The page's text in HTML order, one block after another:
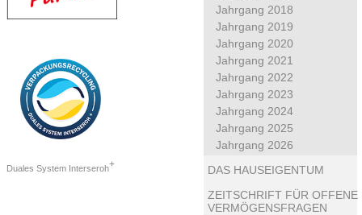
Duales System Interseroh+
Jahrgang 2018
Jahrgang 2019
Jahrgang 2020
Jahrgang 2021
Jahrgang 2022
Jahrgang 2023
Jahrgang 2024
Jahrgang 2025
Jahrgang 2026
DAS HAUSEIGENTUM
ZEITSCHRIFT FÜR OFFENE
VERMÖGENSFRAGEN